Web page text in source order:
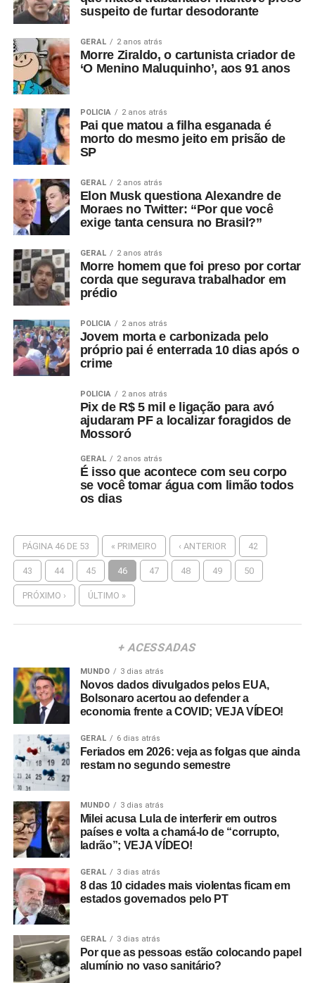
suspeito de furtar desodorante
GERAL 2 anos atrás
Morre Ziraldo, o cartunista criador de
‘O Menino Maluquinho’, aos 91 anos
POLÍCIA 2 anos atrás
Pai que matou a filha esganada é
morto do mesmo jeito em prisão de
SP
GERAL 2 anos atrás
Elon Musk questiona Alexandre de
Moraes no Twitter: “Por que você
exige tanta censura no Brasil?”
GERAL 2 anos atrás
Morre homem que foi preso por cortar
corda que segurava trabalhador em
prédio
POLÍCIA 2 anos atrás
Jovem morta e carbonizada pelo
próprio pai é enterrada 10 dias após o
crime
POLÍCIA 2 anos atrás
Pix de R$ 5 mil e ligação para avó
ajudaram PF a localizar foragidos de
Mossoró
GERAL 2 anos atrás
É isso que acontece com seu corpo
se você tomar água com limão todos
os dias
PÁGINA 46 DE 53 « PRIMEIRO ‹ ANTERIOR 42
43 44 45 46 47 48 49 50
PRÓXIMO › ÚLTIMO »
+ ACESSADAS
MUNDO 3 dias atrás
Novos dados divulgados pelos EUA,
Bolsonaro acertou ao defender a
economia frente a COVID; VEJA VÍDEO!
GERAL 6 dias atrás
Feriados em 2026: veja as folgas que ainda
restam no segundo semestre
MUNDO 3 dias atrás
Milei acusa Lula de interferir em outros
países e volta a chamá-lo de “corrupto,
ladrão”; VEJA VÍDEO!
GERAL 3 dias atrás
8 das 10 cidades mais violentas ficam em
estados governados pelo PT
GERAL 3 dias atrás
Por que as pessoas estão colocando papel
alumínio no vaso sanitário?